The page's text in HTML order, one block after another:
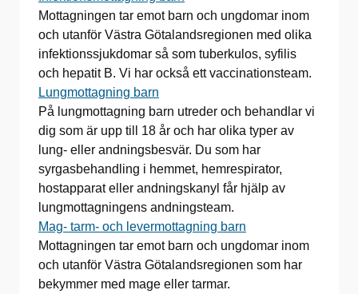
Mottagningen tar emot barn och ungdomar inom
och utanför Västra Götalandsregionen med olika
infektionssjukdomar så som tuberkulos, syfilis
och hepatit B. Vi har också ett vaccinationsteam.
Lungmottagning barn
På lungmottagning barn utreder och behandlar vi
dig som är upp till 18 år och har olika typer av
lung- eller andningsbesvär. Du som har
syrgasbehandling i hemmet, hemrespirator,
hostapparat eller andningskanyl får hjälp av
lungmottagningens andningsteam.
Mag- tarm- och levermottagning barn
Mottagningen tar emot barn och ungdomar inom
och utanför Västra Götalandsregionen som har
bekymmer med mage eller tarmar.